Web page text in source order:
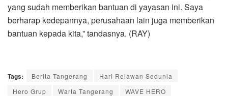
yang sudah memberikan bantuan di yayasan ini. Saya
berharap kedepannya, perusahaan lain juga memberikan
bantuan kepada kita,” tandasnya. (RAY)
Tags: Berita Tangerang
Hari Relawan Sedunia
Hero Grup
Warta Tangerang
WAVE HERO